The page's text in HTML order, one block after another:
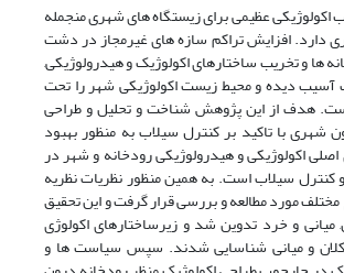
عظیمی برای زیستگاه های شهری منجمله
دارد. افزایش تراکم سازه های غیرمجاز در دشت
ها و تخریب ساختارهای اکولوژیک و هیدرولوژیکی,
دیده و محیط زیست اکولوژیکی شهر را تحت
است. هدف از این پژوهش شناخت و تحلیل و طراحی
شهری با تاکید بر کنترل سیلاب به منظور بهبود
اصلی اکولوژیکی و هیدرولوژیکی رودخانه و شهر در
و کنترل سیلاب است. به همین منظور نظریات نظریه
مورد مطالعه و بررسی قرار گرفت و این تحقیق
میانی و خرد تدوین شد و زیرساختارهای اکولوژی
و میانی شناسایی شدند. سپس سیاست ها و